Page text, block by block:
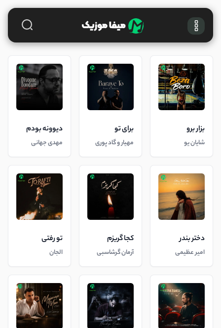
بزار برو
شایان یو
برای تو
مهیار و گاد پوری
دیوونه بودم
مهدی جهانی
دختر بندر
امیر عظیمی
کجا گریزم
آرمان گرشاسبی
تو رفتی
الجان